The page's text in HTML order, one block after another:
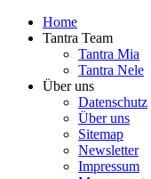
Home
Tantra Team
Tantra Mia
Tantra Nele
Über uns
Datenschutz
Über uns
Sitemap
Newsletter
Impressum